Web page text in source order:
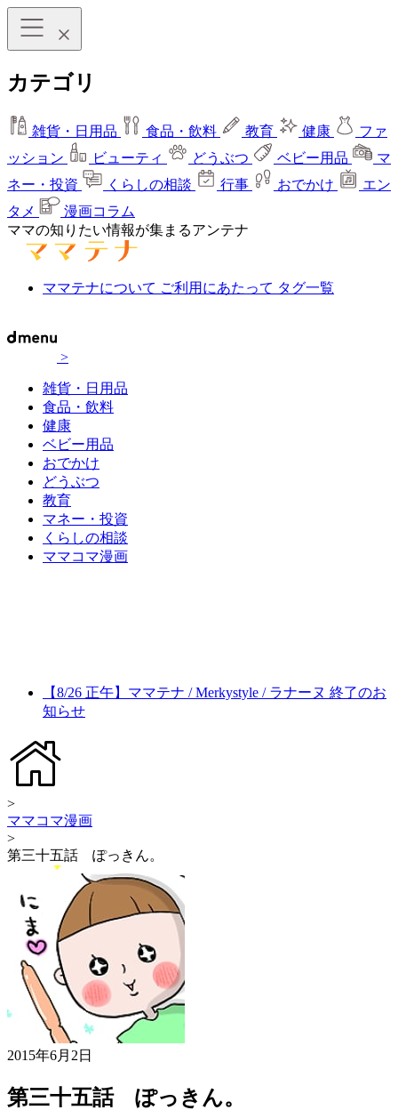
カテゴリ
雑貨・日用品 食品・飲料 教育 健康
ファ
ッション
ビューティ どうぶつ ベビー用品
マ
ネー・投資
くらしの相談 行事 おでかけ
エン
タメ
漫画コラム
ママの知りたい情報が集まるアンテナ
ママテナについて ご利用にあたって タグ一覧
>
雑貨・日用品
食品・飲料
健康
ベビー用品
おでかけ
どうぶつ
教育
マネー・投資
くらしの相談
ママコマ漫画
【8/26 正午】ママテナ / Merkystyle / ラナーヌ 終了のお
知らせ
>
ママコマ漫画
>
第三十五話 ぽっきん。
2015年6月2日
第三十五話 ぽっきん。